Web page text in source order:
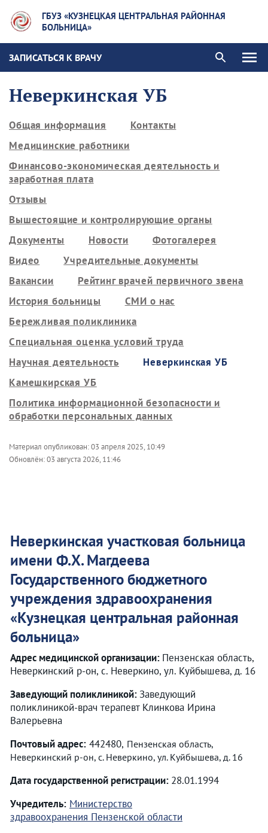
ГБУЗ «КУЗНЕЦКАЯ ЦЕНТРАЛЬНАЯ РАЙОННАЯ
БОЛЬНИЦА»
ЗАПИСАТЬСЯ К ВРАЧУ
Неверкинская УБ
Общая информация
Контакты
Медицинские работники
Финансово-экономическая деятельность и
заработная плата
Отзывы
Вышестоящие и контролирующие органы
Документы
Новости
Фотогалерея
Видео
Учредительные документы
Вакансии
Рейтинг врачей первичного звена
История больницы
СМИ о нас
Бережливая поликлиника
Специальная оценка условий труда
Научная деятельность
Неверкинская УБ
Камешкирская УБ
Политика информационной безопасности и
обработки персональных данных
Материал опубликован:03 апреля 2025, 10:49
Обновлён:03 августа 2026, 11:46
Неверкинская участковая больница
имени Ф.Х. Магдеева
Государственного бюджетного
учреждения здравоохранения
«Кузнецкая центральная районная
больница»
Адрес медицинской организации: Пензенская область,
Неверкинский р-он, с. Неверкино, ул. Куйбышева, д. 16
Заведующий поликлиникой: Заведующий
поликлиникой-врач терапевт Клинкова Ирина
Валерьевна
Почтовый адрес: 442480, Пензенская область,
Неверкинский р-он, с. Неверкино, ул. Куйбышева, д. 16
Дата государственной регистрации: 28.01.1994
Учредитель: Министерство
здравоохранения Пензенской области